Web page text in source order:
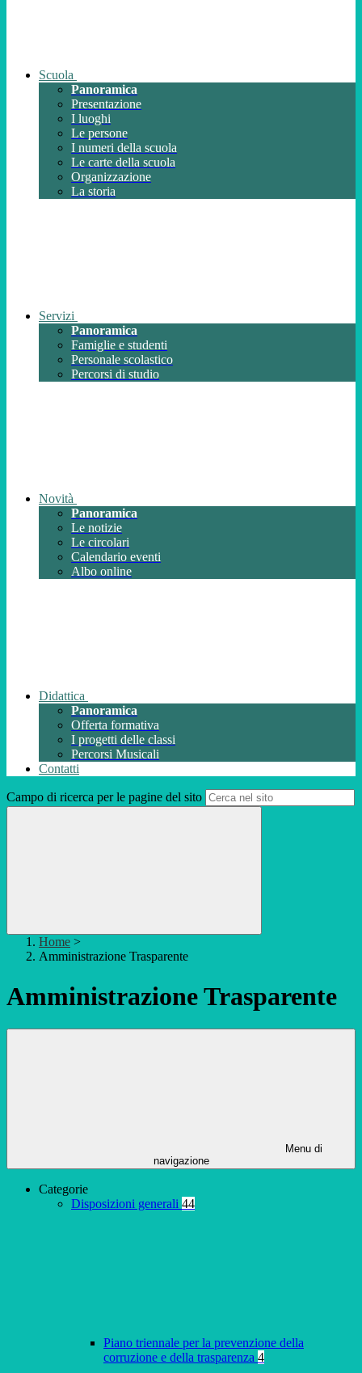
Scuola
Panoramica
Presentazione
I luoghi
Le persone
I numeri della scuola
Le carte della scuola
Organizzazione
La storia
Servizi
Panoramica
Famiglie e studenti
Personale scolastico
Percorsi di studio
Novità
Panoramica
Le notizie
Le circolari
Calendario eventi
Albo online
Didattica
Panoramica
Offerta formativa
I progetti delle classi
Percorsi Musicali
Contatti
Campo di ricerca per le pagine del sito
Home >
Amministrazione Trasparente
Amministrazione Trasparente
Menu di
navigazione
Categorie
Disposizioni generali 44
Piano triennale per la prevenzione della
corruzione e della trasparenza 4